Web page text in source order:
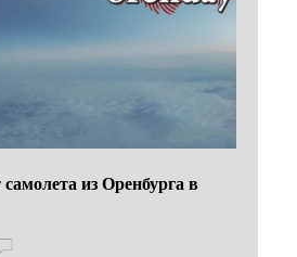
из Оренбурга в